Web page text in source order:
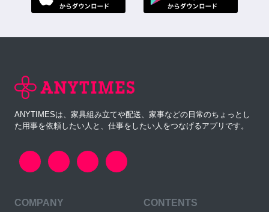
ANYTIMESは、家具組み立てや配送、家事などの日常のちょっとし
た用事を依頼したい人と、仕事をしたい人をつなげるアプリです。
COMPANY CONTENTS